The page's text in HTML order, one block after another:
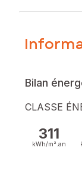
Bilan
CLASSE
311
kWh/m². an